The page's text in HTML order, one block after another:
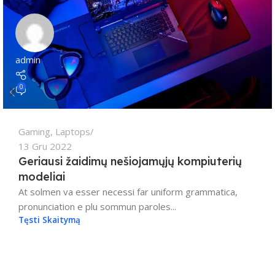
admin
0
Gaming, Laptops
13 Gru 2022
Geriausi žaidimų nešiojamųjų kompiuterių
modeliai
At solmen va esser necessi far uniform grammatica,
pronunciation e plu sommun paroles...
Tęsti Skaitymą